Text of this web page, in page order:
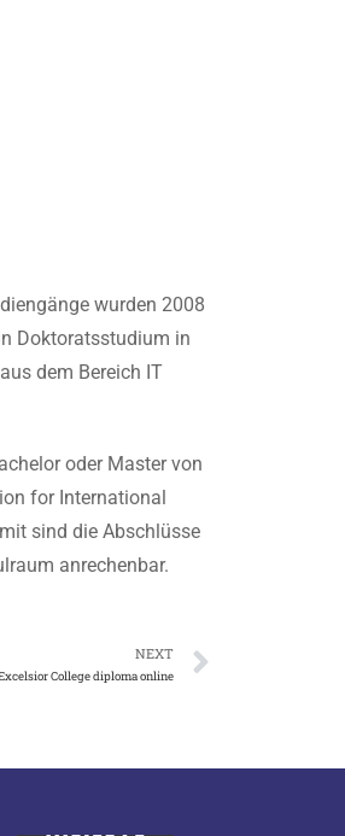
wurden 2008
Doktoratsstudium in
dem Bereich IT
oder Master von
for International
sind die Abschlüsse
anrechenbar.
NEXT
College diploma online